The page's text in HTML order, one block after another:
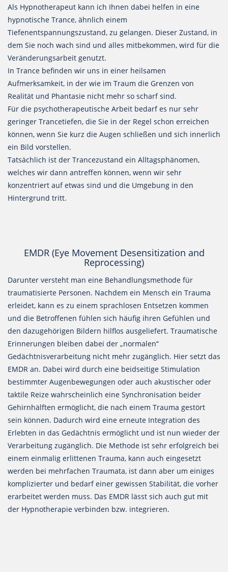
Als Hypnotherapeut kann ich Ihnen dabei helfen in eine
hypnotische Trance, ähnlich einem
Tiefenentspannungszustand, zu gelangen. Dieser Zustand, in
dem Sie noch wach sind und alles mitbekommen, wird für die
Veränderungsarbeit genutzt.
In Trance befinden wir uns in einer heilsamen
Aufmerksamkeit, in der wie im Traum die Grenzen von
Realität und Phantasie nicht mehr so scharf sind.
Für die psychotherapeutische Arbeit bedarf es nur sehr
geringer Trancetiefen, die Sie in der Regel schon erreichen
können, wenn Sie kurz die Augen schließen und sich innerlich
ein Bild vorstellen.
Tatsächlich ist der Trancezustand ein Alltagsphänomen,
welches wir dann antreffen können, wenn wir sehr
konzentriert auf etwas sind und die Umgebung in den
Hintergrund tritt.
EMDR (Eye Movement Desensitization and
Reprocessing)
Darunter versteht man eine Behandlungsmethode für
traumatisierte Personen. Nachdem ein Mensch ein Trauma
erleidet, kann es zu einem sprachlosen Entsetzen kommen
und die Betroffenen fühlen sich häufig ihren Gefühlen und
den dazugehörigen Bildern hilflos ausgeliefert. Traumatische
Erinnerungen bleiben dabei der „normalen“
Gedächtnisverarbeitung nicht mehr zugänglich. Hier setzt das
EMDR an. Dabei wird durch eine beidseitige Stimulation
bestimmter Augenbewegungen oder auch akustischer oder
taktile Reize wahrscheinlich eine Synchronisation beider
Gehirnhälften ermöglicht, die nach einem Trauma gestört
sein können. Dadurch wird eine erneute Integration des
Erlebten in das Gedächtnis ermöglicht und ist nun wieder der
Verarbeitung zugänglich. Die Methode ist sehr erfolgreich bei
einem einmalig erlittenen Trauma, kann auch eingesetzt
werden bei mehrfachen Traumata, ist dann aber um einiges
komplizierter und bedarf einer gewissen Stabilität, die vorher
erarbeitet werden muss. Das EMDR lässt sich auch gut mit
der Hypnotherapie verbinden bzw. integrieren.